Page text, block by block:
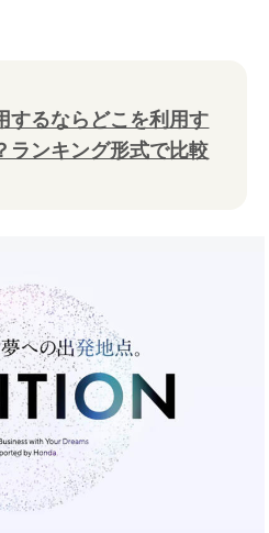
するならどこを利用す
ランキング形式で比較